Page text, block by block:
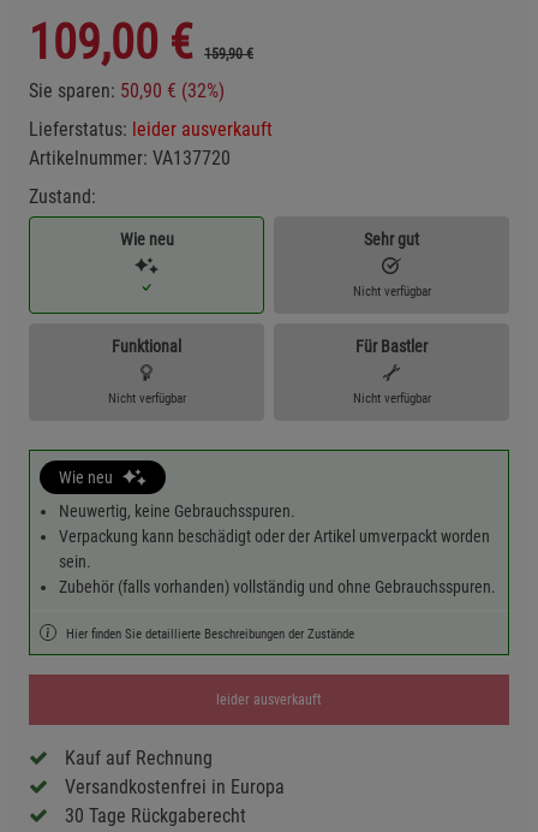
109,00 € 159,90 €
Sie sparen: 50,90 € (32%)
Lieferstatus: leider ausverkauft
Artikelnummer: VA137720
Zustand:
Wie neu Sehr gut
Nicht verfügbar
Funktional
Nicht verfügbar
Für Bastler
Nicht verfügbar
Wie neu
Neuwertig, keine Gebrauchsspuren.
Verpackung kann beschädigt oder der Artikel umverpackt worden
sein.
Zubehör (falls vorhanden) vollständig und ohne Gebrauchsspuren.
Hier finden Sie detaillierte Beschreibungen der Zustände
leider ausverkauft
Kauf auf Rechnung
Versandkostenfrei in Europa
30 Tage Rückgaberecht